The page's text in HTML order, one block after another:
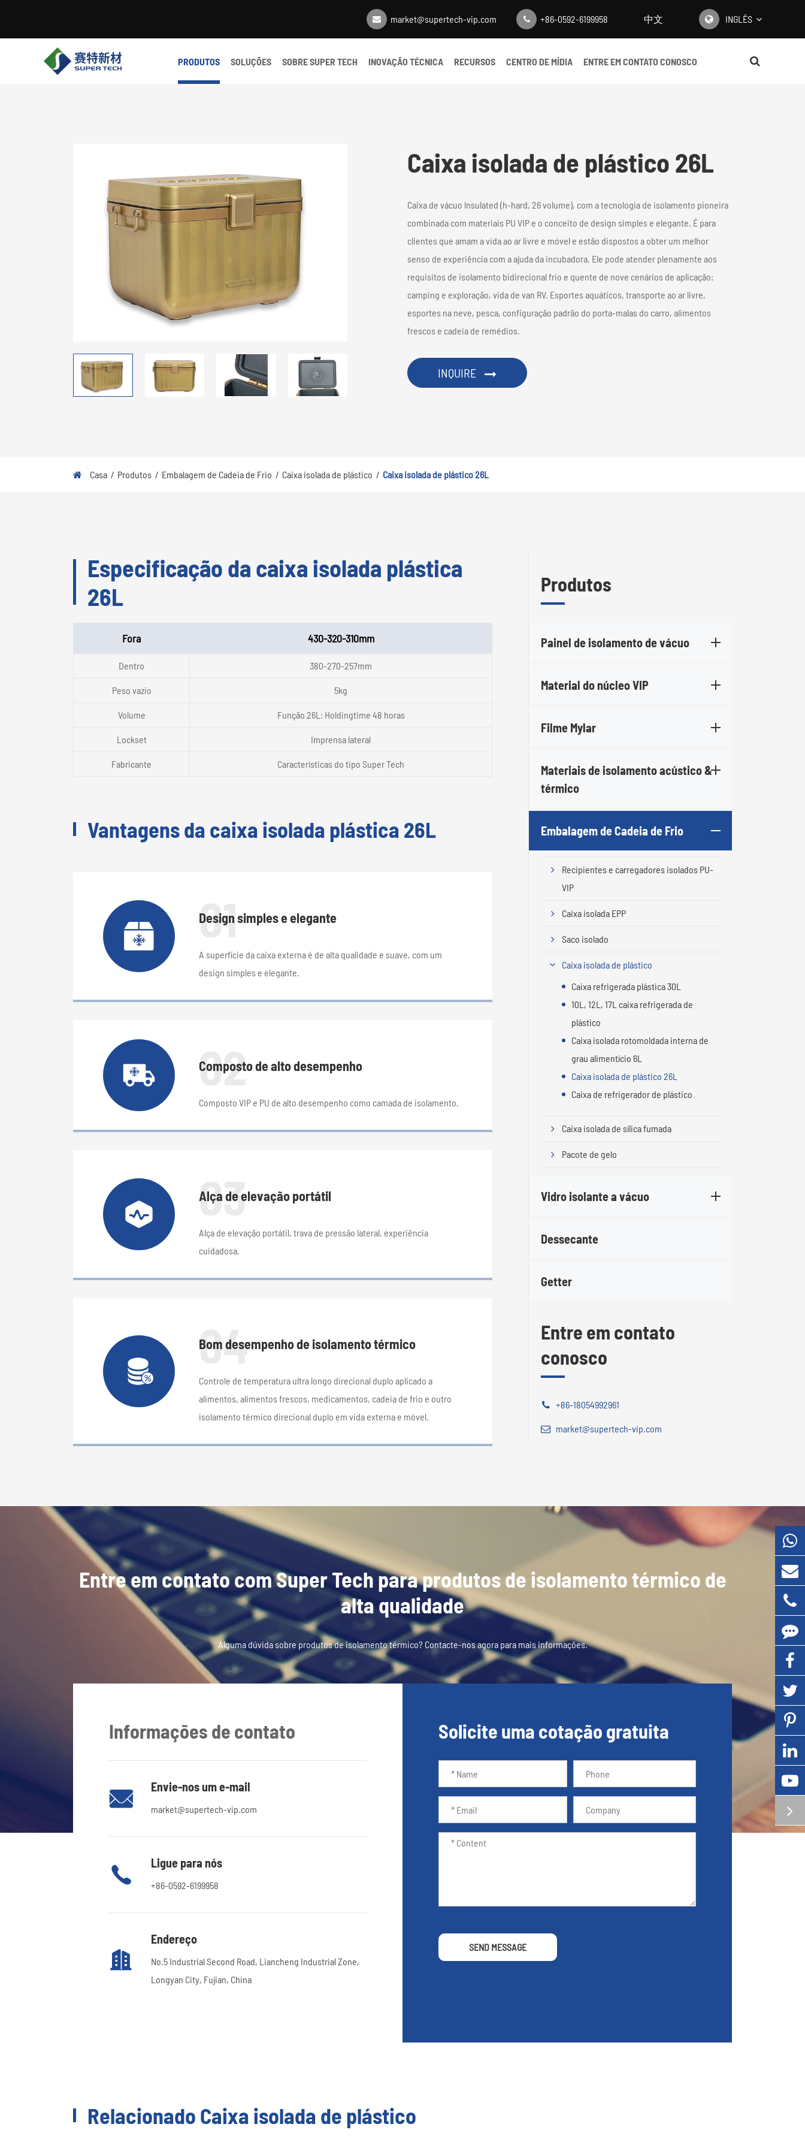
market@supertech-vip.com +86-0592-6199958 中文 INGLÊS
Deutsch
italiano
português
العربية
PRODUTOS SOLUÇÕES SOBRE SUPER TECH INOVAÇÃO TÉCNICA RECURSOS CENTRO DE MÍDIA ENTRE EM CONTATO CONOSCO
Caixa isolada de plástico 26L
Caixa de vácuo lnsulated (h-hard, 26 volume), com a tecnologia de isolamento pioneira
combinada com materiais PU VIP e o conceito de design simples e elegante. É para
clientes que amam a vida ao ar livre e móvel e estão dispostos a obter um melhor
senso de experiência com a ajuda da incubadora. Ele pode atender plenamente aos
requisitos de isolamento bidirecional frio e quente de nove cenários de aplicação:
camping e exploração, vida de van RV. Esportes aquáticos, transporte ao ar livre,
esportes na neve, pesca, configuração padrão do porta-malas do carro, alimentos
frescos e cadeia de remédios.
INQUIRE
Casa Produtos Embalagem de Cadeia de Frio Caixa isolada de plástico Caixa isolada de plástico 26L
Especificação da caixa isolada plástica
26L
Fora 430-320-310mm
Dentro 380-270-257mm
Peso vazio 5kg
Volume Função 26L: Holdingtime 48 horas
Lockset Imprensa lateral
Fabricante Características do tipo Super Tech
Vantagens da caixa isolada plástica 26L
Design simples e elegante
01
A superfície da caixa externa é de alta qualidade e suave, com um
design simples e elegante.
Composto de alto desempenho
02
Composto VIP e PU de alto desempenho como camada de isolamento.
Alça de elevação portátil
03
Alça de elevação portátil, trava de pressão lateral, experiência
cuidadosa.
Bom desempenho de isolamento térmico
04
Controle de temperatura ultra longo direcional duplo aplicado a
alimentos, alimentos frescos, medicamentos, cadeia de frio e outro
isolamento térmico direcional duplo em vida externa e móvel.
Produtos
Painel de isolamento de vácuo
Material do núcleo VIP
Filme Mylar
Materiais de isolamento acústico &
térmico
Embalagem de Cadeia de Frio
Recipientes e carregadores isolados PU-
VIP
Caixa isolada EPP
Saco isolado
Caixa isolada de plástico
Caixa refrigerada plástica 30L
10L, 12L, 17L caixa refrigerada de
plástico
Caixa isolada rotomoldada interna de
grau alimentício 6L
Caixa isolada de plástico 26L
Caixa de refrigerador de plástico
Caixa isolada de sílica fumada
Pacote de gelo
Vidro isolante a vácuo
Dessecante
Getter
Entre em contato
conosco
+86-18054992961
market@supertech-vip.com
Entre em contato com Super Tech para produtos de isolamento térmico de
alta qualidade
Alguma dúvida sobre produtos de isolamento térmico? Contacte-nos agora para mais informações.
Informações de contato
 Envie-nos um e-mail
market@supertech-vip.com
 Ligue para nós
+86-0592-6199958

Endereço
No.5 Industrial Second Road, Liancheng Industrial Zone,
Longyan City, Fujian, China
Solicite uma cotação gratuita
SEND MESSAGE
Relacionado Caixa isolada de plástico